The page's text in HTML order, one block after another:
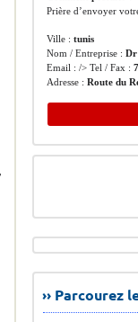
Prière d’envoyer
Ville :tunis
Nom / Entreprise :
Email : /> Tel / Fax :
Adresse :Route du
››